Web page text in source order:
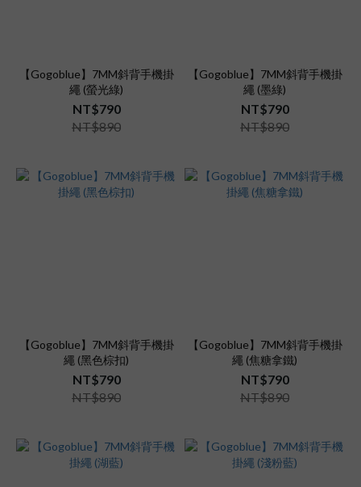
【Gogoblue】7MM斜背手機掛
繩 (螢光綠)
NT$790
NT$890
【Gogoblue】7MM斜背手機掛
繩 (墨綠)
NT$790
NT$890
【Gogoblue】7MM斜背手機掛
繩 (黑色棕扣)
NT$790
NT$890
【Gogoblue】7MM斜背手機掛
繩 (焦糖拿鐵)
NT$790
NT$890